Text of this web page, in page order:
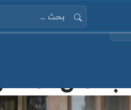
البحث عن: